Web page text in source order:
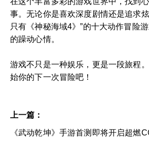
事。无论你是喜欢深度剧情还是追求
只有《神秘海域4》”的十大动作冒险
的躁动心情。
游戏不只是一种娱乐，更是一段旅程
始你的下一次冒险吧！
上一篇：
《武动乾坤》手游首测即将开启超燃